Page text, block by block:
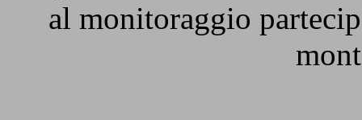
al monitoraggio